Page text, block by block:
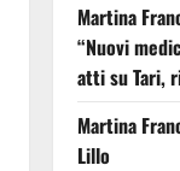
Martina
“Nuovi
atti su Tari,
Martina
Lillo